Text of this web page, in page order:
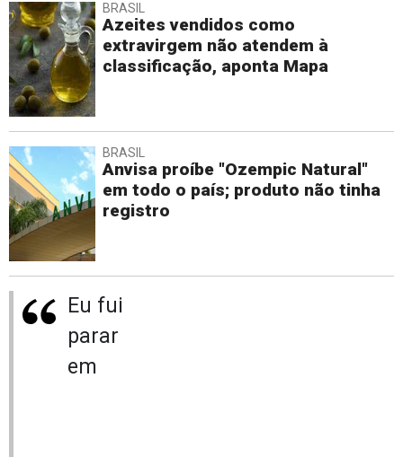
BRASIL
Azeites vendidos como
extravirgem não atendem à
classificação, aponta Mapa
BRASIL
Anvisa proíbe "Ozempic Natural"
em todo o país; produto não tinha
registro
Eu fui
parar
em